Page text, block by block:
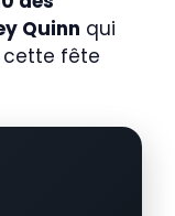
Quinn qui
cette fête